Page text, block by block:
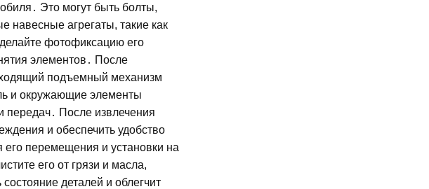
Это могут быть болты,
навесные агрегаты, такие как
фотофиксацию его
элементов․ После
подъемный механизм
и окружающие элементы
передач․ После извлечения
и обеспечить удобство
перемещения и установки на
его от грязи и масла,
деталей и облегчит